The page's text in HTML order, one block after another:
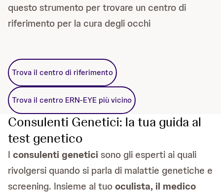
questo strumento per trovare un centro di
riferimento per la cura degli occhi
Trova il centro di riferimento
Trova il centro ERN-EYE più vicino
Consulenti Genetici: la tua guida al
test genetico
I consulenti genetici sono gli esperti ai quali
rivolgersi quando si parla di malattie genetiche e
screening. Insieme al tuooculista, il medico